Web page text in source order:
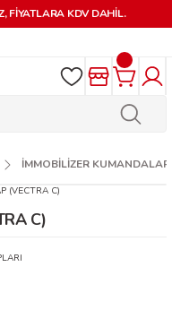
FİYATLARA KDV DAHİL.
İMMOBİLİZER KUMANDALAR
C)